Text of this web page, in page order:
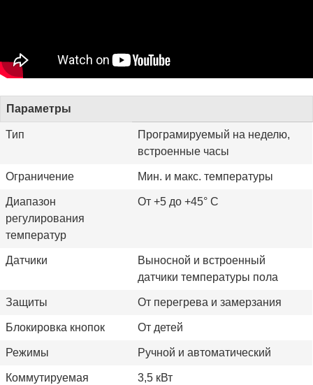
Параметры
Тип
Програмируемый на неделю,
встроенные часы
Ограничение Мин. и макс. температуры
Диапазон
регулирования
температур
От +5 до +45° С
Датчики
Выносной и встроенный
датчики температуры пола
Защиты От перегрева и замерзания
Блокировка кнопок От детей
Режимы Ручной и автоматический
Коммутируемая
3,5 кВт